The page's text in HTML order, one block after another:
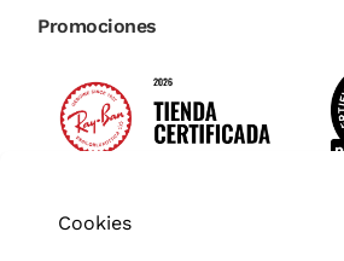
Promociones
Cookies